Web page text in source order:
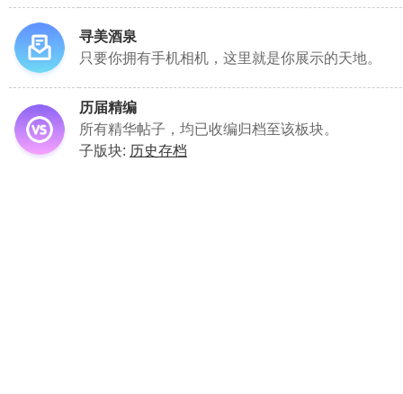
寻美酒泉
只要你拥有手机相机，这里就是你展示的天地。
历届精编
所有精华帖子，均已收编归档至该板块。
子版块: 历史存档